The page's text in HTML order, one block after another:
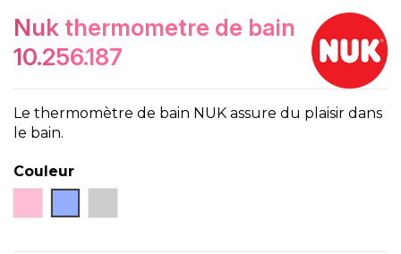
nuk thermometre de bain
10.256.187
Le thermomètre de bain NUK assure du plaisir dans
le bain.
Couleur